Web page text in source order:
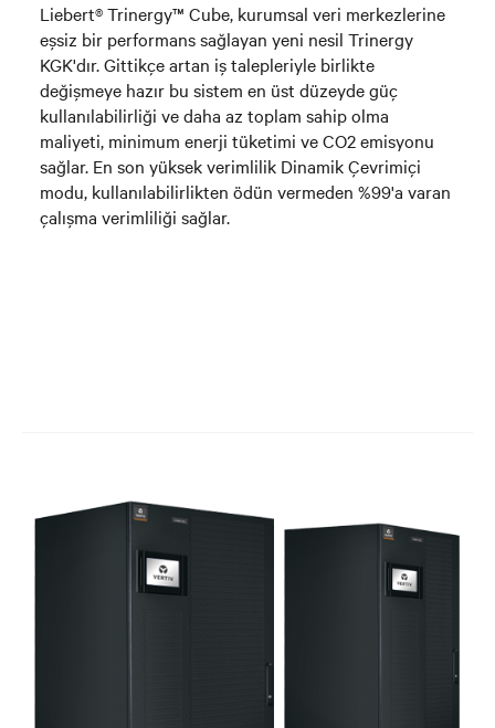
Liebert® Trinergy™ Cube, kurumsal veri merkezlerine
eşsiz bir performans sağlayan yeni nesil Trinergy
KGK'dır. Gittikçe artan iş talepleriyle birlikte
değişmeye hazır bu sistem en üst düzeyde güç
kullanılabilirliği ve daha az toplam sahip olma
maliyeti, minimum enerji tüketimi ve CO2 emisyonu
sağlar. En son yüksek verimlilik Dinamik Çevrimiçi
modu, kullanılabilirlikten ödün vermeden %99'a varan
çalışma verimliliği sağlar.